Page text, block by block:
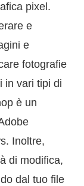
pixel.
e
e
fotografie
in vari tipi di
è un
Inoltre,
di modifica,
dal tuo file